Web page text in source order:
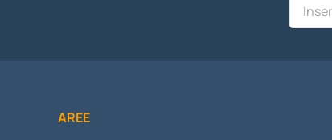
AREE